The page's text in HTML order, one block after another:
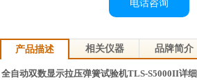
电话咨询
产品描述 相关仪器 品牌简介
全自动双数显示拉压弹簧试验机TLS-S5000II详细